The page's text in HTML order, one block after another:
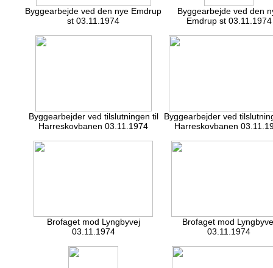
Byggearbejde ved den nye Emdrup
st 03.11.1974
Byggearbejde ved den
Emdrup st 03.11.1974
Byggearbejder ved tilslutningen til
Harreskovbanen 03.11.1974
Byggearbejder ved
Harreskovbanen
Brofaget mod Lyngbyvej
03.11.1974
Brofaget mod
03.11.1974